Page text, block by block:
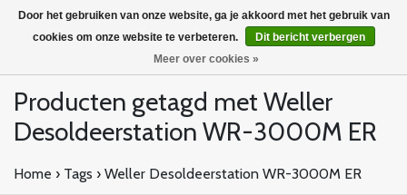
Producten getagd met Weller
Desoldeerstation WR-3000M ER
Home › Tags › Weller Desoldeerstation WR-3000M ER
Door het gebruiken van onze website, ga je akkoord met het gebruik van
cookies om onze website te verbeteren.
Dit bericht verbergen
Meer over cookies »